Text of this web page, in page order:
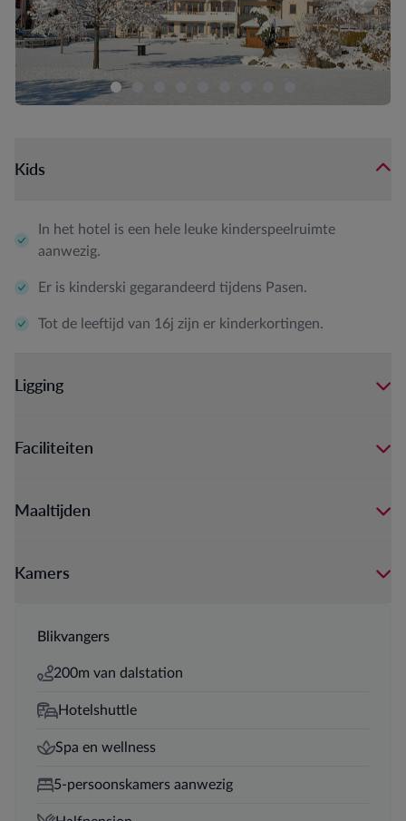
Er zijn momenteel geen kamers beschikbaar voor deze
Kids
In het hotel is een hele leuke kinderspeelruimte
aanwezig.
Er is kinderski gegarandeerd tijdens Pasen.
Tot de leeftijd van 16j zijn er kinderkortingen.
Ligging
Faciliteiten
Maaltijden
Kamers
Blikvangers
200m van dalstation
Hotelshuttle
Spa en wellness
5-persoonskamers aanwezig